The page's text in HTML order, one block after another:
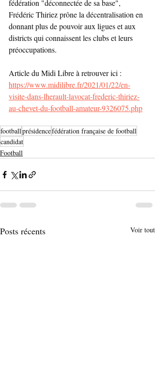
fédération "déconnectée de sa base",
Frédéric Thiriez prône la décentralisation en
donnant plus de pouvoir aux ligues et aux
districts qui connaissent les clubs et leurs
préoccupations.
Article du Midi Libre à retrouver ici :
https://www.midilibre.fr/2021/01/22/en-
visite-dans-lherault-lavocat-frederic-thiriez-
au-chevet-du-football-amateur-9326075.php
footballprésidencefédération française de football
candidat
Football
Posts récents Voir tout